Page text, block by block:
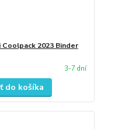
2023 Binder
3-7 dní
do košíka